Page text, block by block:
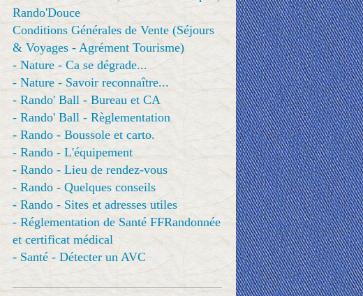
Rando'Douce
Conditions Générales de Vente (Séjours
& Voyages - Agrément Tourisme)
- Nature - Ca se dégrade...
- Nature - Savoir reconnaître...
- Rando' Ball - Bureau et CA
- Rando' Ball - Règlementation
- Rando - Boussole et carto.
- Rando - L'équipement
- Rando - Lieu de rendez-vous
- Rando - Quelques conseils
- Rando - Sites et adresses utiles
- Réglementation de Santé FFRandonnée
et certificat médical
- Santé - Détecter un AVC